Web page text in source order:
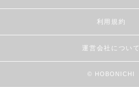
利用規約
運営会社について
© HOBONICHI